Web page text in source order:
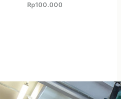
Rp100.000